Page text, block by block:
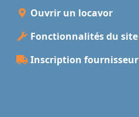
Ouvrir un locavor
Fonctionnalités du site
Inscription fournisseur